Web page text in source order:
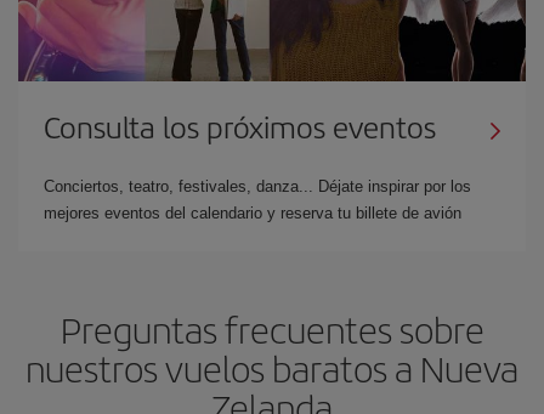
Consulta los próximos eventos
Conciertos, teatro, festivales, danza... Déjate inspirar por los
mejores eventos del calendario y reserva tu billete de avión
Preguntas frecuentes sobre
nuestros vuelos baratos a Nueva